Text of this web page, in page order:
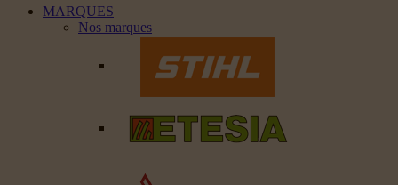
MARQUES
Nos marques